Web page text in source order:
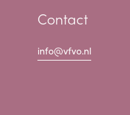
Contact
info@vfvo.nl